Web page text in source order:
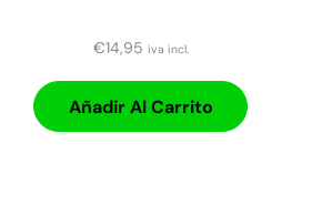
€14,95 iva incl.
Añadir Al Carrito